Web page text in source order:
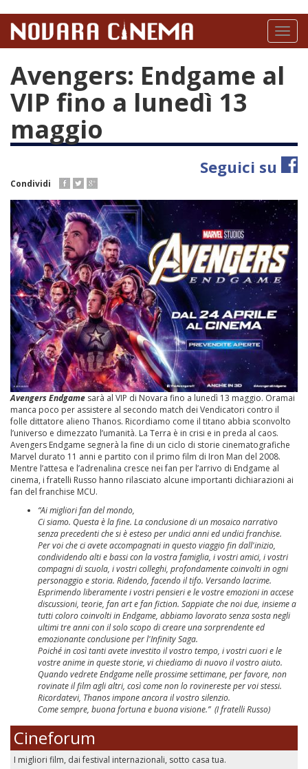
contenuto
Toggle
Avengers: Endgame al
VIP fino a lunedì 13
maggio
Seguici su
Condividi
Avengers Endgame sarà al VIP di Novara fino a lunedì 13 maggio. Oramai
manca poco per assistere al secondo match dei Vendicatori contro il
folle dittatore alieno Thanos. Ricordiamo come il titano abbia sconvolto
l’universo e dimezzato l’umanità. La Terra è in crisi e in preda al caos.
Avengers Endgame segnerà la fine di un ciclo di storie cinematografiche
Marvel durato 11 anni e partito con il primo film di Iron Man del 2008.
Mentre l’attesa e l’adrenalina cresce nei fan per l’arrivo di Endgame al
cinema, i fratelli Russo hanno rilasciato alcune importanti dichiarazioni ai
fan del franchise MCU.
“Ai migliori fan del mondo,
Ci siamo. Questa è la fine. La conclusione di un mosaico narrativo
senza precedenti che si è esteso per undici anni ed undici franchise.
Per voi che ci avete accompagnati in questo viaggio fin dall'inizio,
condividendo alti e bassi con la vostra famiglia, i vostri amici, i vostri
compagni di scuola, i vostri colleghi, profondamente coinvolti in ogni
personaggio e storia. Ridendo, facendo il tifo. Versando lacrime.
Esprimendo liberamente i vostri pensieri e le vostre emozioni in accese
discussioni, teorie, fan art e fan fiction. Sappiate che noi due, insieme a
tutti coloro coinvolti in Endgame, abbiamo lavorato senza sosta negli
ultimi tre anni con il solo scopo di creare una sorprendente ed
emozionante conclusione per l'Infinity Saga.
Poiché in così tanti avete investito il vostro tempo, i vostri cuori e le
vostre anime in queste storie, vi chiediamo di nuovo il vostro aiuto.
Quando vedrete Endgame nelle prossime settimane, per favore, non
rovinate il film agli altri, così come non lo rovinereste per voi stessi.
Ricordatevi, Thanos impone ancora il vostro silenzio.
Come sempre, buona fortuna e buona visione.” (I fratelli Russo)
Cineforum
I migliori film, dai festival internazionali, sotto casa tua.